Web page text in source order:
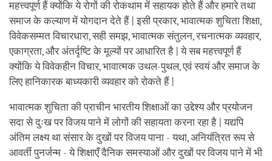
महत्त्वपूर्ण हैं क्योंकि ये रोगों की रोकथाम में सहायक होते हैं और हमारे तथा
समाज के कल्याण में योगदान देते हैं | इसी प्रकार, भावात्मक शुचिता शिक्षा,
विवेकसम्मत विचारधारा, सही समझ, भावात्मक संतुलन, रचनात्मक व्यवहार,
एकाग्रता, और अंतर्दृष्टि के मूल्यों पर आधारित है | ये सब महत्त्वपूर्ण हैं
क्योंकि ये विवेकहीन विचार, भावात्मक उथल-पुथल, एवं स्वयं और समाज के
लिए हानिकारक बाध्यकारी व्यवहार को रोकते हैं |
भावात्मक शुचिता की प्राचीन भारतीय शिक्षाओं का उद्देश्य और प्रयोजन
सदा से दुःख पर विजय पाने में लोगों की सहायता करना रहा है | यद्यपि
अंतिम लक्ष्य था संसार के दुखों पर विजय पाना - यथा, अनियंत्रित रूप से
आवर्ती पुनर्जन्म - ये शिक्षाएँ दैनिक समस्याओं और दुखों पर विजय पाने में भी